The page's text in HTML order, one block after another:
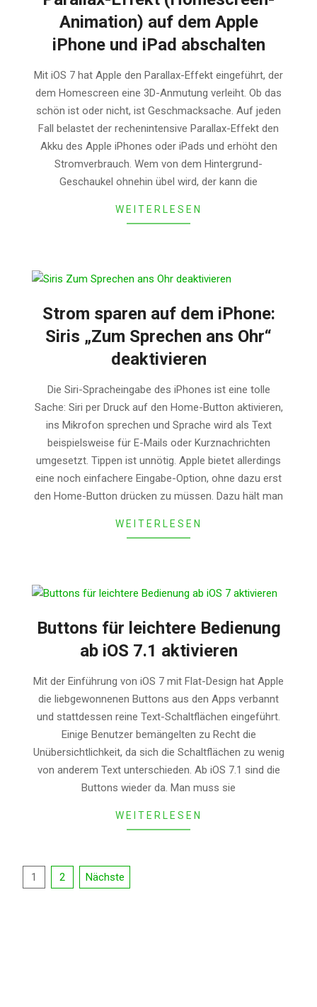
Animation) auf dem Apple
iPhone und iPad abschalten
05-
01
Mit iOS 7 hat Apple den Parallax-Effekt eingeführt, der
dem Homescreen eine 3D-Anmutung verleiht. Ob das
schön ist oder nicht, ist Geschmacksache. Auf jeden
Fall belastet der rechenintensive Parallax-Effekt den
Akku des Apple iPhones oder iPads und erhöht den
Stromverbrauch. Wem von dem Hintergrund-
Geschaukel ohnehin übel wird, der kann die
WEITERLESEN
Strom sparen auf dem iPhone:
Siris „Zum Sprechen ans Ohr“
deaktivieren
13
Die Siri-Spracheingabe des iPhones ist eine tolle
Sache: Siri per Druck auf den Home-Button aktivieren,
ins Mikrofon sprechen und Sprache wird als Text
beispielsweise für E-Mails oder Kurznachrichten
umgesetzt. Tippen ist unnötig. Apple bietet allerdings
eine noch einfachere Eingabe-Option, ohne dazu erst
den Home-Button drücken zu müssen. Dazu hält man
WEITERLESEN
Buttons für leichtere Bedienung
ab iOS 7.1 aktivieren
03-
12
Mit der Einführung von iOS 7 mit Flat-Design hat Apple
die liebgewonnenen Buttons aus den Apps verbannt
und stattdessen reine Text-Schaltflächen eingeführt.
Einige Benutzer bemängelten zu Recht die
Unübersichtlichkeit, da sich die Schaltflächen zu wenig
von anderem Text unterschieden. Ab iOS 7.1 sind die
Buttons wieder da. Man muss sie
WEITERLESEN
Seitennummerierung
1 2 Nächste